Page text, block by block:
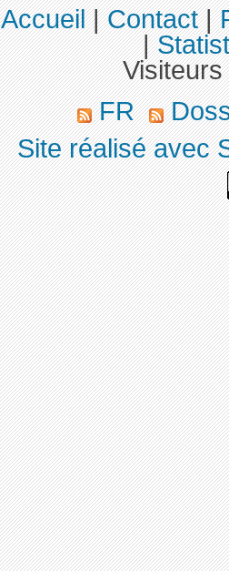
Accueil|Contact|
|
FR
Site réalisé avec